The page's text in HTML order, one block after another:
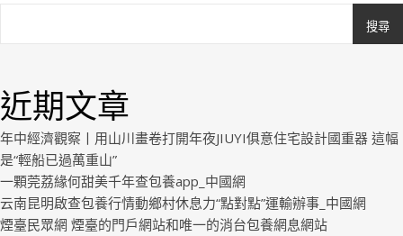
搜尋
近期文章
年中經濟觀察丨用山川畫卷打開年夜JIUYI俱意住宅設計國重器 這幅
是“輕船已過萬重山”
一顆莞荔緣何甜美千年查包養app_中國網
云南昆明啟查包養行情動鄉村休息力“點對點”運輸辦事_中國網
煙臺民眾網 煙臺的門戶網站和唯一的消台包養網息網站
Royal.